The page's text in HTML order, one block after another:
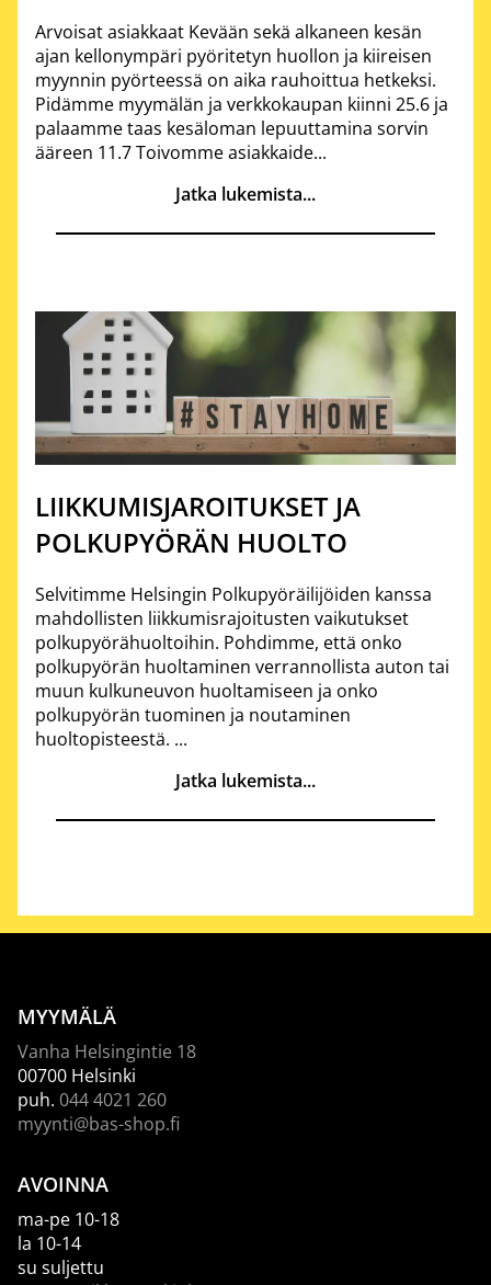
Arvoisat asiakkaat Kevään sekä alkaneen kesän
ajan kellonympäri pyöritetyn huollon ja kiireisen
myynnin pyörteessä on aika rauhoittua hetkeksi.
Pidämme myymälän ja verkkokaupan kiinni 25.6 ja
palaamme taas kesäloman lepuuttamina sorvin
ääreen 11.7 Toivomme asiakkaide...
Jatka lukemista...
LIIKKUMISJAROITUKSET JA
POLKUPYÖRÄN HUOLTO
Selvitimme Helsingin Polkupyöräilijöiden kanssa
mahdollisten liikkumisrajoitusten vaikutukset
polkupyörähuoltoihin. Pohdimme, että onko
polkupyörän huoltaminen verrannollista auton tai
muun kulkuneuvon huoltamiseen ja onko
polkupyörän tuominen ja noutaminen
huoltopisteestä. ...
Jatka lukemista...
MYYMÄLÄ
Vanha Helsingintie 18
00700 Helsinki
puh. 044 4021 260
myynti@bas-shop.fi
AVOINNA
ma-pe 10-18
la 10-14
su suljettu